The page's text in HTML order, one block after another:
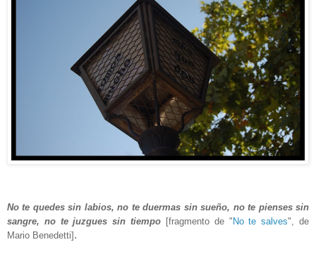
No te quedes sin labios, no te duermas sin sueño, no te pienses sin
sangre, no te juzgues sin tiempo [fragmento de "No te salves", de
Mario Benedetti].